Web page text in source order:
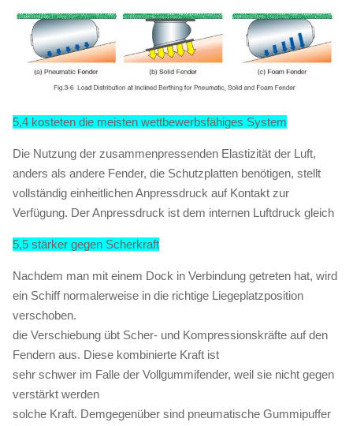
5,4 kosteten die meisten wettbewerbsfähiges System
Die Nutzung der zusammenpressenden Elastizität der Luft,
anders als andere Fender, die Schutzplatten benötigen, stellt
vollständig einheitlichen Anpressdruck auf Kontakt zur
Verfügung. Der Anpressdruck ist dem internen Luftdruck gleich
5,5 stärker gegen Scherkraft
Nachdem man mit einem Dock in Verbindung getreten hat, wird
ein Schiff normalerweise in die richtige Liegeplatzposition
verschoben.
die Verschiebung übt Scher- und Kompressionskräfte auf den
Fendern aus. Diese kombinierte Kraft ist
sehr schwer im Falle der Vollgummifender, weil sie nicht gegen
verstärkt werden
solche Kraft. Demgegenüber sind pneumatische Gummipuffer